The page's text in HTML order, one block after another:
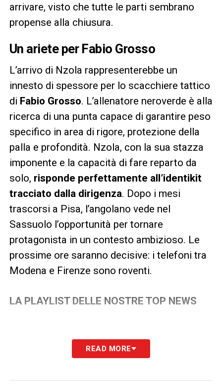
arrivare, visto che tutte le parti sembrano
propense alla chiusura.
Un ariete per Fabio Grosso
L’arrivo di Nzola rappresenterebbe un
innesto di spessore per lo scacchiere tattico
di Fabio Grosso. L’allenatore neroverde è alla
ricerca di una punta capace di garantire peso
specifico in area di rigore, protezione della
palla e profondità. Nzola, con la sua stazza
imponente e la capacità di fare reparto da
solo, risponde perfettamente all’identikit
tracciato dalla dirigenza. Dopo i mesi
trascorsi a Pisa, l’angolano vede nel
Sassuolo l’opportunità per tornare
protagonista in un contesto ambizioso. Le
prossime ore saranno decisive: i telefoni tra
Modena e Firenze sono roventi.
LA PLAYLIST DELLE NOSTRE TOP NEWS
READ MORE